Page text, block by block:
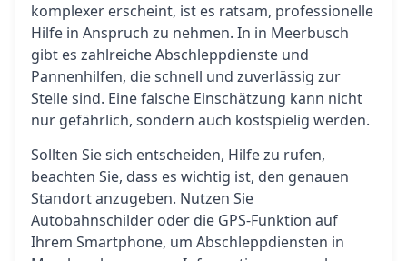
komplexer erscheint, ist es ratsam, professionelle
Hilfe in Anspruch zu nehmen. In in Meerbusch
gibt es zahlreiche Abschleppdienste und
Pannenhilfen, die schnell und zuverlässig zur
Stelle sind. Eine falsche Einschätzung kann nicht
nur gefährlich, sondern auch kostspielig werden.
Sollten Sie sich entscheiden, Hilfe zu rufen,
beachten Sie, dass es wichtig ist, den genauen
Standort anzugeben. Nutzen Sie
Autobahnschilder oder die GPS-Funktion auf
Ihrem Smartphone, um Abschleppdiensten in